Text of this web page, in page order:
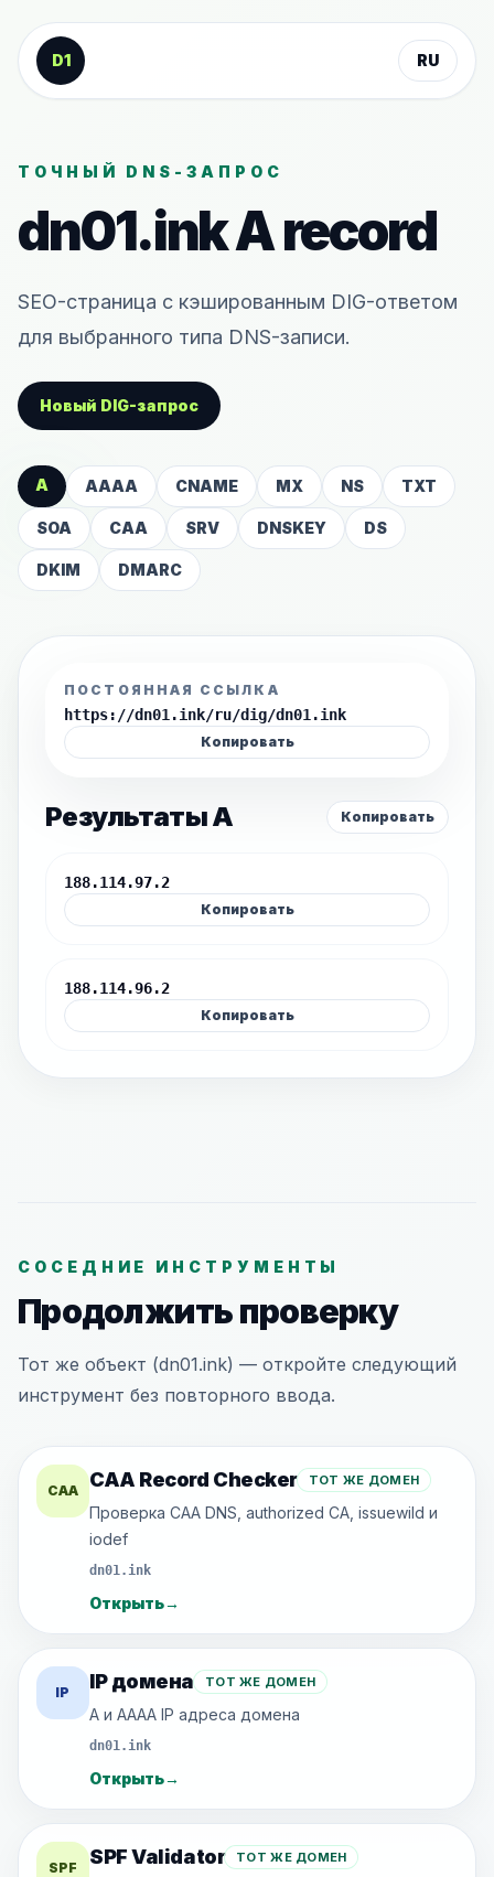
К содержанию
D1
RU
ТОЧНЫЙ DNS-ЗАПРОС
dn01.inkArecord
SEO-страница с кэшированным DIG-ответом
для выбранного типа DNS-записи.
Новый DIG-запрос
A AAAA CNAME MX NS TXT
SOA CAA SRV DNSKEY DS
DKIM DMARC
ПОСТОЯННАЯ ССЫЛКА
https://dn01.ink/ru/dig/dn01.ink
Копировать
Результаты A Копировать
188.114.97.2
Копировать
188.114.96.2
Копировать
СОСЕДНИЕ ИНСТРУМЕНТЫ
Продолжить проверку
Тот же объект (dn01.ink) — откройте следующий
инструмент без повторного ввода.
CAA CAA Record Checker ТОТ ЖЕ ДОМЕН
Проверка CAA DNS, authorized CA, issuewild и
iodef
dn01.ink
Открыть→
IP IP домена ТОТ ЖЕ ДОМЕН
A и AAAA IP адреса домена
dn01.ink
Открыть→
SPF SPF Validator ТОТ ЖЕ ДОМЕН